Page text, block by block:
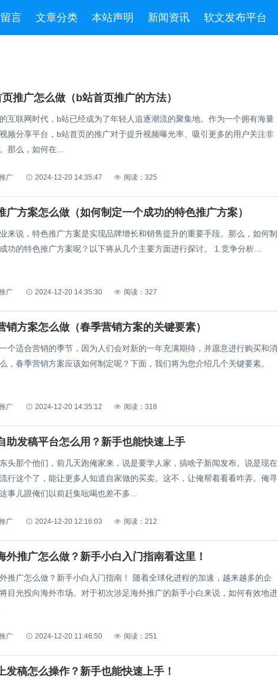
言 文章分类 本站声明 新闻资讯 软文发布平台
页推广怎么做（b站首页推广的方法）
互联网时代，b站已经成为了年轻人追逐潮流的聚集地。作为一个拥有海量
频分享平台，b站首页的推广对于提升视频曝光率、吸引更多的用户关注非
那么，如何在...
广 2024-12-20 14:35:47 阅读：325
广方案怎么做（如何制定一个成功的特色推广方案）
来说，特色推广方案是实现品牌增长和销售提升的重要手段。那么，如何制
定一个成功的特色推广方案呢？以下将从几个主要方面进行探讨。 1.竞争分析...
广 2024-12-20 14:35:30 阅读：327
销方案怎么做（春季营销方案的关键要素）
个适合营销的季节，因为人们会对新的一年充满期待，并愿意进行购买和消
，春季营销方案应该如何制定呢？下面，我们将为您介绍几个关键要素。
广 2024-12-20 14:35:12 阅读：318
助发稿平台怎么用？新手也能快速上手
头那个他们，前几天跑俺家来，说是要学人家，搞啥子新闻发布。说是现在
行这个了，能让更多人知道自家做的买卖。这不，让俺帮着看看咋弄。俺寻
事儿跟俺们以前赶集吆喝也差不多...
广 2024-12-20 12:16:03 阅读：212
外推广怎么做？新手小白入门指南看这里！
么做？新手小白入门指南！ 随着全球化进程的加速，越来越多的企
目光投向海外市场。对于初次涉足海外推广的新手小白来说，如何有效地进
广 2024-12-20 11:46:50 阅读：251
发稿怎么操作？新手也能快速上手！